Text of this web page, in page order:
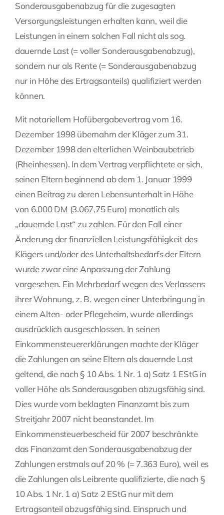
Sonderausgabenabzug für die zugesagten
Versorgungsleistungen erhalten kann, weil die
Leistungen in einem solchen Fall nicht als sog.
dauernde Last (= voller Sonderausgabenabzug),
sondern nur als Rente (= Sonderausgabenabzug
nur in Höhe des Ertragsanteils) qualifiziert werden
können.
Mit notariellem Hofübergabevertrag vom 16.
Dezember 1998 übernahm der Kläger zum 31.
Dezember 1998 den elterlichen Weinbaubetrieb
(Rheinhessen). In dem Vertrag verpflichtete er sich,
seinen Eltern beginnend ab dem 1. Januar 1999
einen Beitrag zu deren Lebensunterhalt in Höhe
von 6.000 DM (3.067,75 Euro) monatlich als
„dauernde Last“ zu zahlen. Für den Fall einer
Änderung der finanziellen Leistungsfähigkeit des
Klägers und/oder des Unterhaltsbedarfs der Eltern
wurde zwar eine Anpassung der Zahlung
vorgesehen. Ein Mehrbedarf wegen des Verlassens
ihrer Wohnung, z. B. wegen einer Unterbringung in
einem Alten- oder Pflegeheim, wurde allerdings
ausdrücklich ausgeschlossen. In seinen
Einkommensteuererklärungen machte der Kläger
die Zahlungen an seine Eltern als dauernde Last
geltend, die nach § 10 Abs. 1 Nr. 1 a) Satz 1 EStG in
voller Höhe als Sonderausgaben abzugsfähig sind.
Dies wurde vom beklagten Finanzamt bis zum
Streitjahr 2007 nicht beanstandet. Im
Einkommensteuerbescheid für 2007 beschränkte
das Finanzamt den Sonderausgabenabzug der
Zahlungen erstmals auf 20 % (= 7.363 Euro), weil es
die Zahlungen als Leibrente qualifizierte, die nach §
10 Abs. 1 Nr. 1 a) Satz 2 EStG nur mit dem
Ertragsanteil abzugsfähig sind. Einspruch und